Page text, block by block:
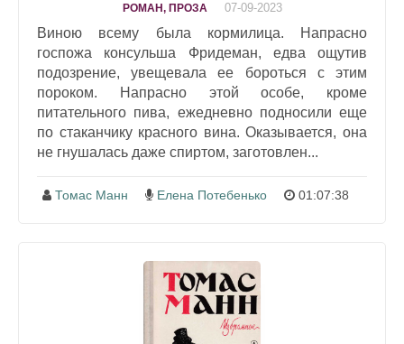
РОМАН, ПРОЗА 07-09-2023
Виною всему была кормилица. Напрасно
госпожа консульша Фридеман, едва ощутив
подозрение, увещевала ее бороться с этим
пороком. Напрасно этой особе, кроме
питательного пива, ежедневно подносили еще
по стаканчику красного вина. Оказывается, она
не гнушалась даже спиртом, заготовлен...
Томас Манн Елена Потебенько 01:07:38